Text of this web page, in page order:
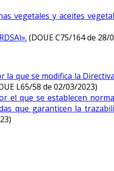
vegetales y aceites
(DOUE C75/164 de 28/
la que se modifica la
L65/58 de 02/03/2023)
el que se establecen
que garanticen la